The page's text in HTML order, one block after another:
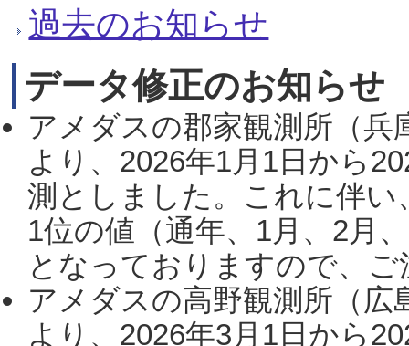
過去のお知らせ
データ修正のお知らせ
アメダスの郡家観測所（
より、2026年1月1日から
測としました。これに伴い
1位の値（通年、1月、2月
となっておりますので、
アメダスの高野観測所（
より、2026年3月1日から